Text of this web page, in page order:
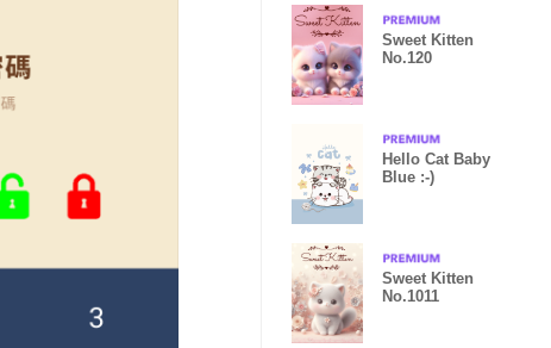
Sweet Kitten
No.120
Hello Cat Baby
Blue :-)
Sweet Kitten
No.1011